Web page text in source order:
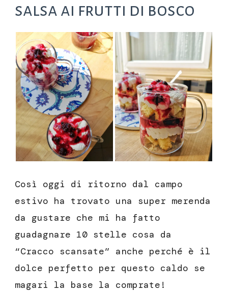
salsa ai frutti di bosco
Così oggi di ritorno dal campo
estivo ha trovato una super merenda
da gustare che mi ha fatto
guadagnare 10 stelle cosa da
“Cracco scansate” anche perché è il
dolce perfetto per questo caldo se
magari la base la comprate!